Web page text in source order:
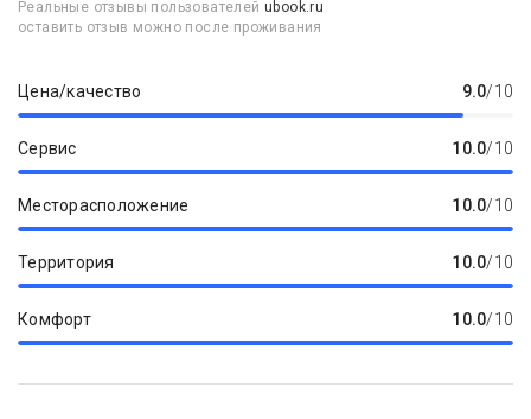
Реальные отзывы пользователейubook.ru
оставить отзыв можно после проживания
Цена/качество 9.0/10
Сервис 10.0/10
Месторасположение 10.0/10
Территория 10.0/10
Комфорт 10.0/10